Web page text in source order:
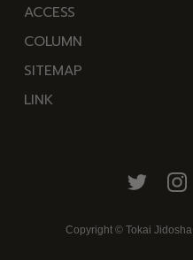
伊
豆
南
伊
泉
花
池・
滝・
ACCESS
COLUMN
SITEMAP
LINK
Copyright © Tokai